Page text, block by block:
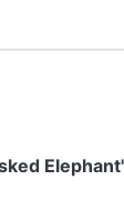
Elephant'